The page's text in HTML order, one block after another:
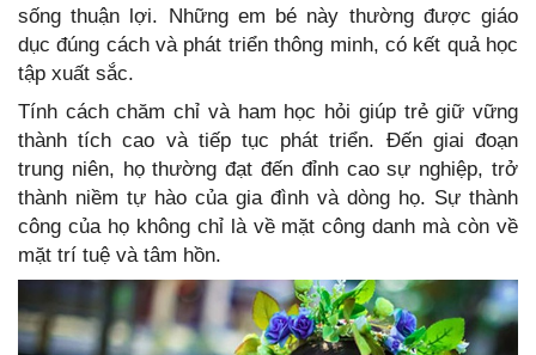
sống thuận lợi. Những em bé này thường được giáo
dục đúng cách và phát triển thông minh, có kết quả học
tập xuất sắc.
Tính cách chăm chỉ và ham học hỏi giúp trẻ giữ vững
thành tích cao và tiếp tục phát triển. Đến giai đoạn
trung niên, họ thường đạt đến đỉnh cao sự nghiệp, trở
thành niềm tự hào của gia đình và dòng họ. Sự thành
công của họ không chỉ là về mặt công danh mà còn về
mặt trí tuệ và tâm hồn.